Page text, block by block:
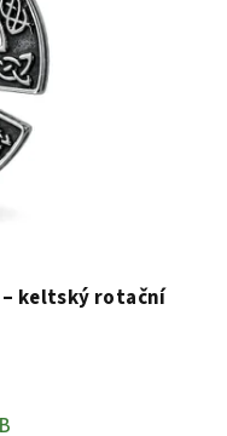
– keltský rotační